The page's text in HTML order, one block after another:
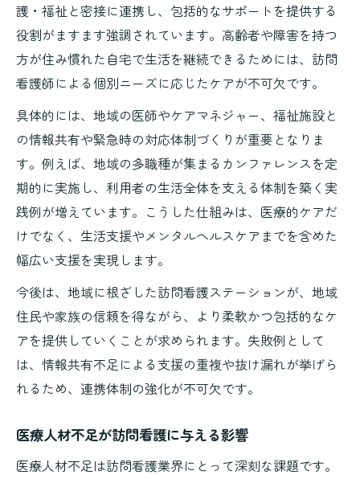
護・福祉と密接に連携し、包括的なサポートを提供する
役割がますます強調されています。高齢者や障害を持つ
方が住み慣れた自宅で生活を継続できるためには、訪問
看護師による個別ニーズに応じたケアが不可欠です。
具体的には、地域の医師やケアマネジャー、福祉施設と
の情報共有や緊急時の対応体制づくりが重要となりま
す。例えば、地域の多職種が集まるカンファレンスを定
期的に実施し、利用者の生活全体を支える体制を築く実
践例が増えています。こうした仕組みは、医療的ケアだ
けでなく、生活支援やメンタルヘルスケアまでを含めた
幅広い支援を実現します。
今後は、地域に根ざした訪問看護ステーションが、地域
住民や家族の信頼を得ながら、より柔軟かつ包括的なケ
アを提供していくことが求められます。失敗例として
は、情報共有不足による支援の重複や抜け漏れが挙げら
れるため、連携体制の強化が不可欠です。
医療人材不足が訪問看護に与える影響
医療人材不足は訪問看護業界にとって深刻な課題です。